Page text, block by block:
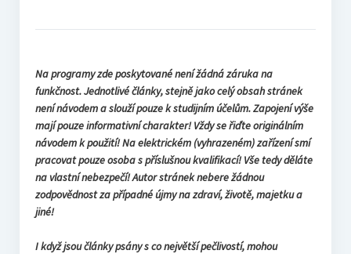
Na programy zde poskytované není žádná záruka na
funkčnost. Jednotlivé články, stejně jako celý obsah stránek
není návodem a slouží pouze k studijním účelům. Zapojení výše
mají pouze informativní charakter! Vždy se řiďte originálním
návodem k použití! Na elektrickém (vyhrazeném) zařízení smí
pracovat pouze osoba s příslušnou kvalifikací! Vše tedy děláte
na vlastní nebezpečí! Autor stránek nebere žádnou
zodpovědnost za případné újmy na zdraví, životě, majetku a
jiné!
I když jsou články psány s co největší pečlivostí, mohou